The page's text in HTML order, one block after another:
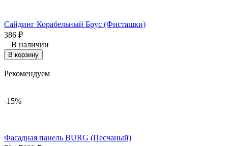
Сайдинг Корабельный Брус (Фисташки)
386 ₽
В наличии
В корзину
Рекомендуем
-15%
Фасадная панель BURG (Песчаный)